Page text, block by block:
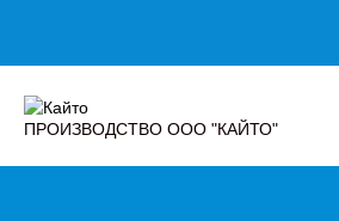
ПРОИЗВОДСТВО ООО "КАЙТО"